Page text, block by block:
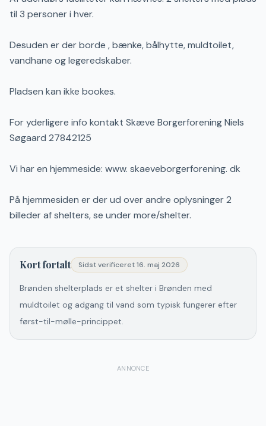
til 3 personer i hver.
Desuden er der borde , bænke, bålhytte, muldtoilet,
vandhane og legeredskaber.
Pladsen kan ikke bookes.
For yderligere info kontakt Skæve Borgerforening Niels
Søgaard 27842125
Vi har en hjemmeside: www. skaeveborgerforening. dk
På hjemmesiden er der ud over andre oplysninger 2
billeder af shelters, se under more/shelter.
Kort fortalt Sidst verificeret16. maj 2026
Brønden shelterplads er et shelter i Brønden med
muldtoilet og adgang til vand som typisk fungerer efter
først-til-mølle-princippet.
ANNONCE